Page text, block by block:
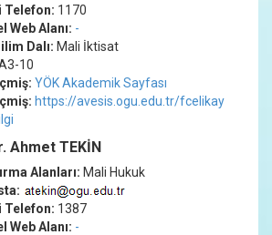
Telefon: 1170
Web Alanı: -
Dalı: Mali İktisat
10
YÖK Akademik Sayfası
https://avesis.ogu.edu.tr/fcelikay
Ahmet TEKİN
Alanları: Mali Hukuk
Telefon: 1387
Web Alanı: -